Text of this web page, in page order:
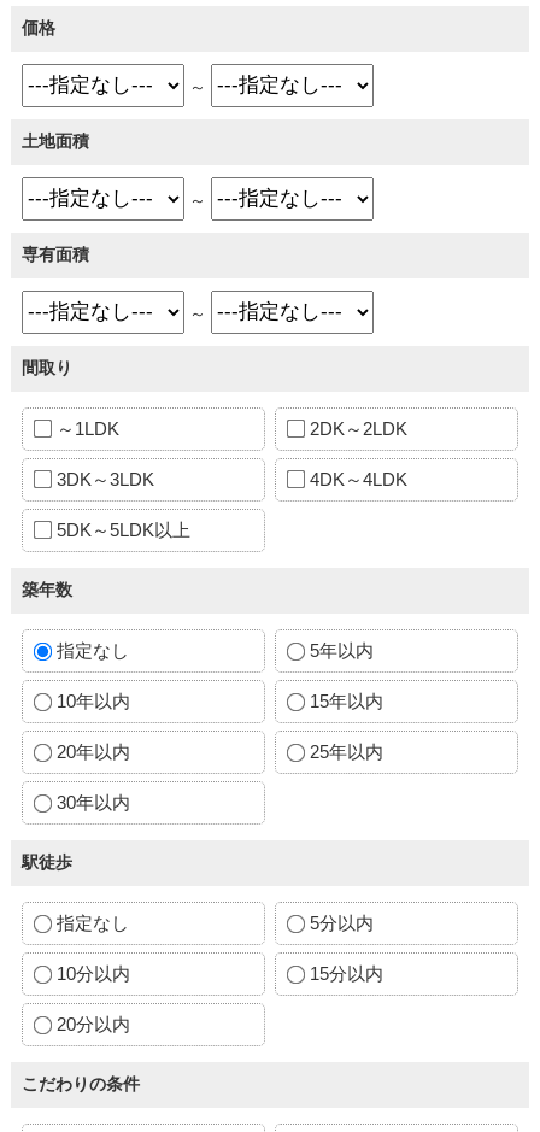
価格
～
土地面積
～
専有面積
～
間取り
～1LDK 2DK～2LDK
3DK～3LDK 4DK～4LDK
5DK～5LDK以上
築年数
指定なし 5年以内
10年以内 15年以内
20年以内 25年以内
30年以内
駅徒歩
指定なし 5分以内
10分以内 15分以内
20分以内
こだわりの条件